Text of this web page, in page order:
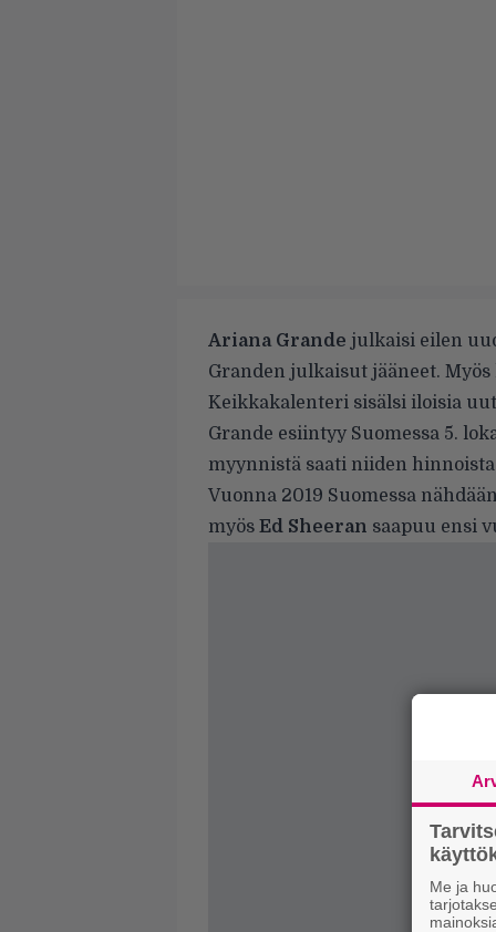
Ariana Grande julkaisi eilen
Granden julkaisut jääneet.
Keikkakalenteri sisälsi iloisia
Grande esiintyy Suomessa 5.
myynnistä saati niiden
Vuonna 2019 Suomessa
myös Ed Sheeran saapuu ensi
Me ja